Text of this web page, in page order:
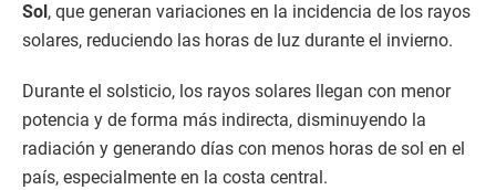
Sol, que generan variaciones en la incidencia de los rayos
solares, reduciendo las horas de luz durante el invierno.
Durante el solsticio, los rayos solares llegan con menor
potencia y de forma más indirecta, disminuyendo la
radiación y generando días con menos horas de sol en el
país, especialmente en la costa central.